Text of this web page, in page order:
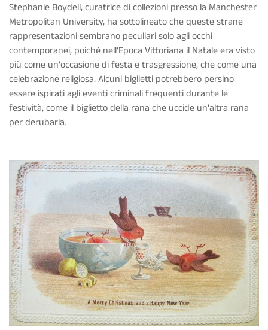
Stephanie Boydell, curatrice di collezioni presso la Manchester
Metropolitan University, ha sottolineato che queste strane
rappresentazioni sembrano peculiari solo agli occhi
contemporanei, poiché nell’Epoca Vittoriana il Natale era visto
più come un'occasione di festa e trasgressione, che come una
celebrazione religiosa. Alcuni biglietti potrebbero persino
essere ispirati agli eventi criminali frequenti durante le
festività, come il biglietto della rana che uccide un'altra rana
per derubarla.